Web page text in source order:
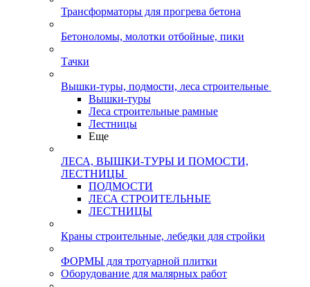
Трансформаторы для прогрева бетона
Бетоноломы, молотки отбойные, пики
Тачки
Вышки-туры, подмости, леса строительные
Вышки-туры
Леса строительные рамные
Лестницы
Еще
ЛЕСА, ВЫШКИ-ТУРЫ И ПОМОСТИ,
ЛЕСТНИЦЫ
ПОДМОСТИ
ЛЕСА СТРОИТЕЛЬНЫЕ
ЛЕСТНИЦЫ
Краны строительные, лебедки для стройки
ФОРМЫ для тротуарной плитки
Оборудование для малярных работ